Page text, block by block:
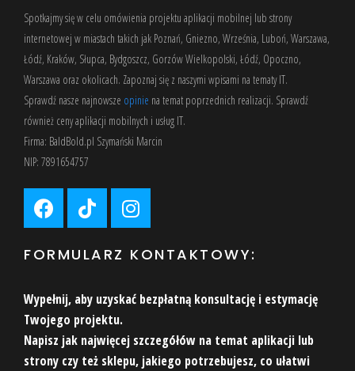
Spotkajmy się w celu omówienia projektu aplikacji mobilnej lub strony
internetowej w miastach takich jak Poznań, Gniezno, Września, Luboń, Warszawa,
Łódź, Kraków, Słupca, Bydgoszcz, Gorzów Wielkopolski, Łódź, Opoczno,
Warszawa oraz okolicach. Zapoznaj się z naszymi wpisami na tematy IT.
Sprawdź nasze najnowsze opinie na temat poprzednich realizacji. Sprawdź
również ceny aplikacji mobilnych i usług IT.
Firma: BaldBold.pl Szymański Marcin
NIP: 7891654757
FORMULARZ KONTAKTOWY:
Wypełnij, aby uzyskać bezpłatną konsultację i estymację
Twojego projektu.
Napisz jak najwięcej szczegółów na temat aplikacji lub
strony czy też sklepu, jakiego potrzebujesz, co ułatwi